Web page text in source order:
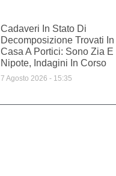
Cadaveri In Stato Di
Decomposizione Trovati In
Casa A Portici: Sono Zia E
Nipote, Indagini In Corso
7 Agosto 2026 15:35